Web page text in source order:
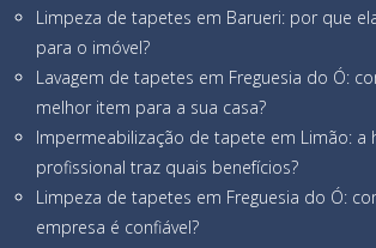
Limpeza de tapetes em Barueri: por que
para o imóvel?
Lavagem de tapetes em Freguesia do Ó:
melhor item para a sua casa?
Impermeabilização de tapete em Limão: a
profissional traz quais benefícios?
Limpeza de tapetes em Freguesia do Ó:
empresa é confiável?